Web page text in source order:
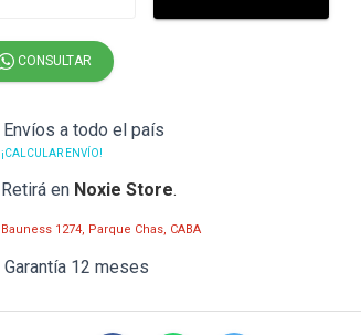
CONSULTAR
Envíos a todo el país
¡CALCULAR ENVÍO!
Retirá en Noxie Store.
Bauness 1274, Parque Chas, CABA
Garantía 12 meses